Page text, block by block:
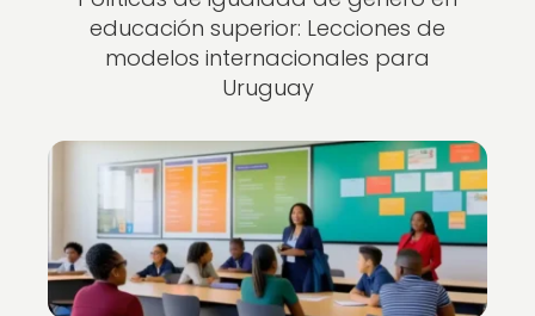
educación superior: Lecciones de
modelos internacionales para
Uruguay